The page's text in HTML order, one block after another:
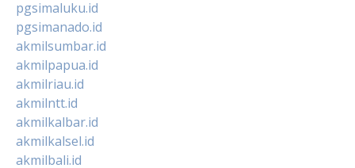
pgsimaluku.id
pgsimanado.id
akmilsumbar.id
akmilpapua.id
akmilriau.id
akmilntt.id
akmilkalbar.id
akmilkalsel.id
akmilbali.id